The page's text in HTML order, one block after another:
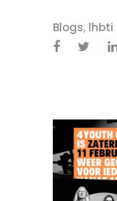
Blogs, lhbti